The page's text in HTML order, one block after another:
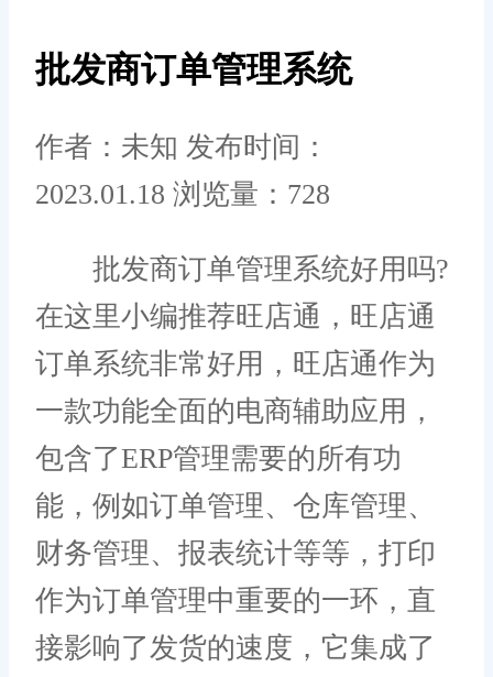
批发商订单管理系统
作者：未知 发布时间：
2023.01.18 浏览量：728
批发商订单管理系统好用吗?
在这里小编推荐旺店通，旺店通
订单系统非常好用，旺店通作为
一款功能全面的电商辅助应用，
包含了ERP管理需要的所有功
能，例如订单管理、仓库管理、
财务管理、报表统计等等，打印
作为订单管理中重要的一环，直
接影响了发货的速度，它集成了